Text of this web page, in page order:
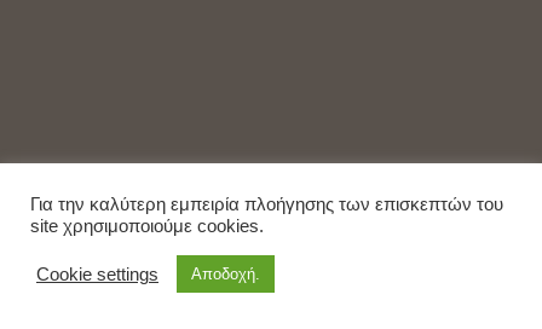
Για την καλύτερη εμπειρία πλοήγησης των επισκεπτών του
site χρησιμοποιούμε cookies.
Cookie settings Αποδοχή.